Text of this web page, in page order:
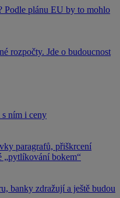
Podle plánu EU by to mohlo
rozpočty. Jde o budoucnost
s ním i ceny
paragrafů, přiškrcení
„pytlíkování bokem“
banky zdražují a ještě budou